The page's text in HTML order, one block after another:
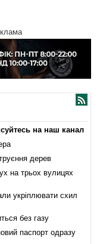
на наш канал
дерев
на трьох вулицях
укріплювати схил
без газу
паспорт одразу